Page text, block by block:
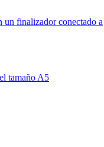
un finalizador conectado a
tamaño A5